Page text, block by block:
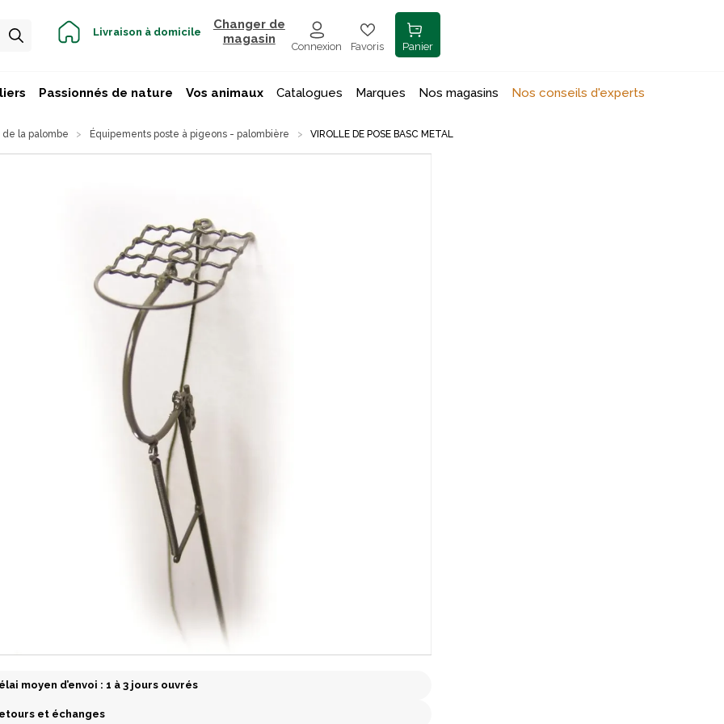
Livraison à domicile
Changer de
magasin
Connexion Favoris Panier
Passionnés de nature Vos animaux Catalogues Marques Nos magasins Nos conseils d'experts
la palombe Équipements poste à pigeons - palombière VIROLLE DE POSE BASC METAL
moyen d’envoi : 1 à 3 jours ouvrés
et échanges